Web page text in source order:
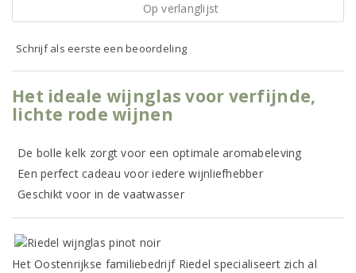
Op verlanglijst
Schrijf als eerste een beoordeling
Het ideale wijnglas voor verfijnde,
lichte rode wijnen
De bolle kelk zorgt voor een optimale aromabeleving
Een perfect cadeau voor iedere wijnliefhebber
Geschikt voor in de vaatwasser
Het Oostenrijkse familiebedrijf Riedel specialiseert zich al